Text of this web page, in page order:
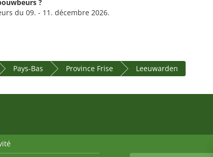
?
du 09. - 11. décembre 2026.
Pays-Bas Province Frise Leeuwarden